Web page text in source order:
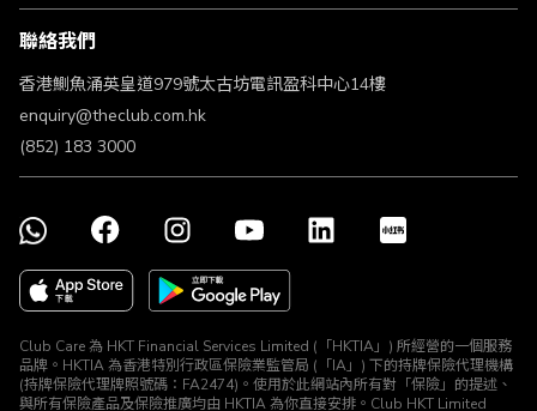
條款及細則
不歧視及不騷擾聲明
認可牌照及通告
聯絡我們
香港鰂魚涌英皇道979號太古坊電訊盈科中心14樓
enquiry@theclub.com.hk
(852) 183 3000
Club Care 為 HKT Financial Services Limited (「HKTIA」) 所經營的一個服務
品牌。HKTIA 為香港特別行政區保險業監管局 (「IA」) 下的持牌保險代理機構
(持牌保險代理牌照號碼：FA2474)。使用於此網站內所有對「保險」的提述、
與所有保險產品及保險推廣均由 HKTIA 為你直接安排。Club HKT Limited